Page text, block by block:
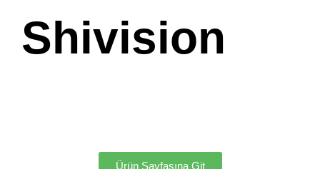
Shivision
Ürün Sayfasına Git